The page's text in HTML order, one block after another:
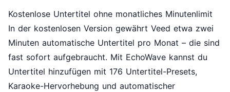
Kostenlose Untertitel ohne monatliches Minutenlimit
In der kostenlosen Version gewährt Veed etwa zwei
Minuten automatische Untertitel pro Monat – die sind
fast sofort aufgebraucht. Mit EchoWave kannst du
Untertitel hinzufügen mit 176 Untertitel-Presets,
Karaoke-Hervorhebung und automatischer